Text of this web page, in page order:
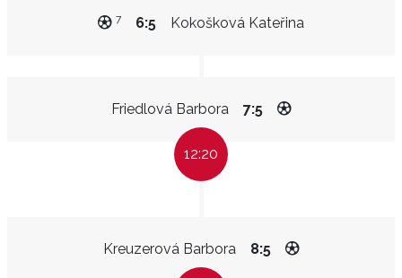
Kokošková Kateřina
6:5
7
Friedlová Barbora 7:5
12:20
Kreuzerová Barbora 8:5